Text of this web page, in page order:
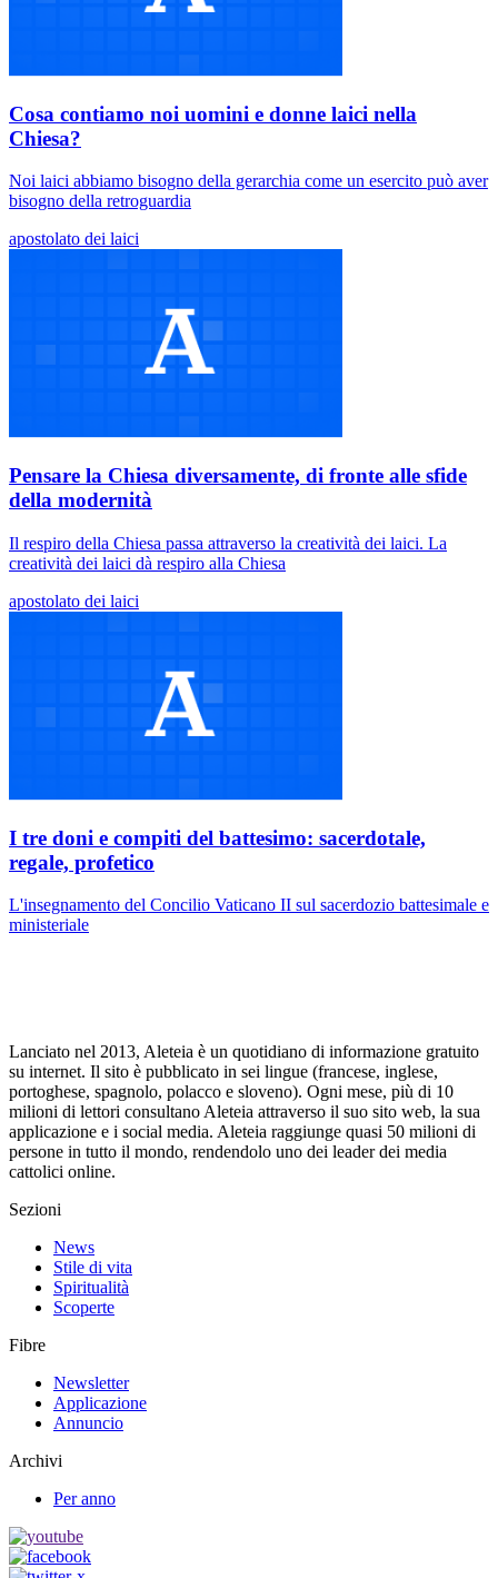
Cosa contiamo noi uomini e donne laici nella
Chiesa?
Noi laici abbiamo bisogno della gerarchia come un esercito può aver
bisogno della retroguardia
apostolato dei laici
Pensare la Chiesa diversamente, di fronte alle sfide
della modernità
Il respiro della Chiesa passa attraverso la creatività dei laici. La
creatività dei laici dà respiro alla Chiesa
apostolato dei laici
I tre doni e compiti del battesimo: sacerdotale,
regale, profetico
L'insegnamento del Concilio Vaticano II sul sacerdozio battesimale e
ministeriale
Lanciato nel 2013, Aleteia è un quotidiano di informazione gratuito
su internet. Il sito è pubblicato in sei lingue (francese, inglese,
portoghese, spagnolo, polacco e sloveno). Ogni mese, più di 10
milioni di lettori consultano Aleteia attraverso il suo sito web, la sua
applicazione e i social media. Aleteia raggiunge quasi 50 milioni di
persone in tutto il mondo, rendendolo uno dei leader dei media
cattolici online.
Sezioni
News
Stile di vita
Spiritualità
Scoperte
Fibre
Newsletter
Applicazione
Annuncio
Archivi
Per anno